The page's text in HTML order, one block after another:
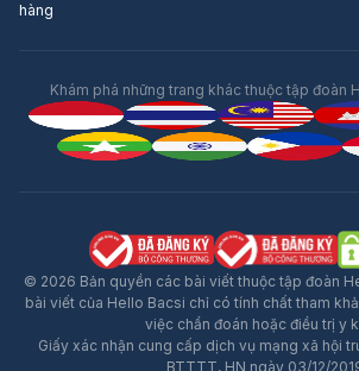
hàng
Khám phá những trang khác thuộc tập đoàn
© 2026 Bản quyền các bài viết thuộc tập đoàn
bài viết của Hello Bacsi chỉ có tính chất tham
việc chẩn đoán hoặc điều trị y
Giấy xác nhận cung cấp dịch vụ mạng xã hội
BTTTT, HN ngày 03/12/